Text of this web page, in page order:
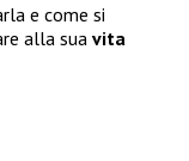
e come si
alla sua vita